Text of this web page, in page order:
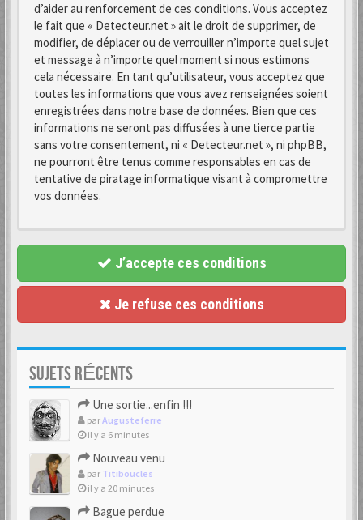
d’aider au renforcement de ces conditions. Vous acceptez
le fait que « Detecteur.net » ait le droit de supprimer, de
modifier, de déplacer ou de verrouiller n’importe quel sujet
et message à n’importe quel moment si nous estimons
cela nécessaire. En tant qu’utilisateur, vous acceptez que
toutes les informations que vous avez renseignées soient
enregistrées dans notre base de données. Bien que ces
informations ne seront pas diffusées à une tierce partie
sans votre consentement, ni « Detecteur.net », ni phpBB,
ne pourront être tenus comme responsables en cas de
tentative de piratage informatique visant à compromettre
vos données.
J’accepte ces conditions
Je refuse ces conditions
SUJETS RÉCENTS
Une sortie...enfin !!!
parAugusteferre
il y a 6 minutes
Nouveau venu
par Titiboucles
il y a 20 minutes
Bague perdue